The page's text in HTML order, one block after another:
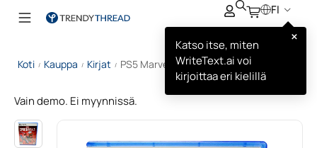
FI
×
Katso itse, miten
WriteText.ai voi
kirjoittaa eri kielillä
Koti / Kauppa / Kirjat / PS5 Marvel Spiderman 2
Vain demo. Ei myynnissä.